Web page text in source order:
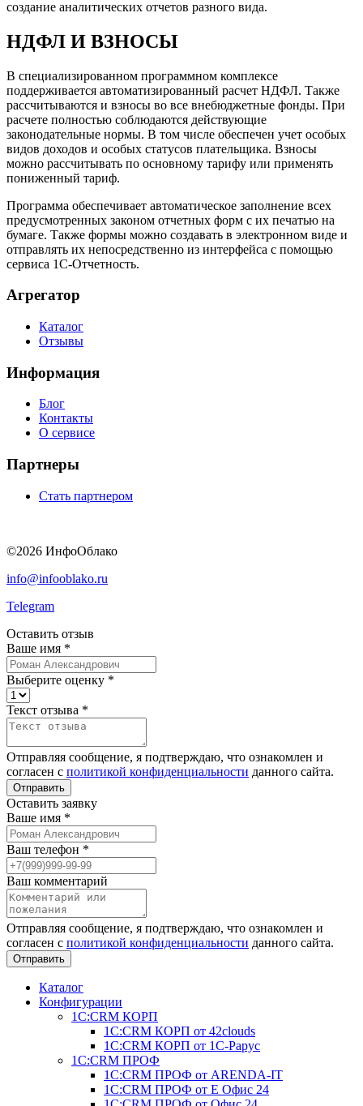
создание аналитических отчетов разного вида.
НДФЛ И ВЗНОСЫ
В специализированном программном комплексе
поддерживается автоматизированный расчет НДФЛ. Также
рассчитываются и взносы во все внебюджетные фонды. При
расчете полностью соблюдаются действующие
законодательные нормы. В том числе обеспечен учет особых
видов доходов и особых статусов плательщика. Взносы
можно рассчитывать по основному тарифу или применять
пониженный тариф.
Программа обеспечивает автоматическое заполнение всех
предусмотренных законом отчетных форм с их печатью на
бумаге. Также формы можно создавать в электронном виде и
отправлять их непосредственно из интерфейса с помощью
сервиса 1С-Отчетность.
Агрегатор
Каталог
Отзывы
Информация
Блог
Контакты
О сервисе
Партнеры
Стать партнером
©2026 ИнфоОблако
info@infooblako.ru
Telegram
Оставить отзыв
Ваше имя *
Выберите оценку *
Текст отзыва *
Отправляя сообщение, я подтверждаю, что ознакомлен и
согласен с политикой конфиденциальности данного сайта.
Отправить
Оставить заявку
Ваше имя *
Ваш телефон *
Ваш комментарий
Отправляя сообщение, я подтверждаю, что ознакомлен и
согласен с политикой конфиденциальности данного сайта.
Отправить
Каталог
Конфигурации
1С:CRM КОРП
1С:CRM КОРП от 42clouds
1С:CRM КОРП от 1С-Рарус
1С:CRM ПРОФ
1С:CRM ПРОФ от ARENDA-IT
1С:CRM ПРОФ от Е Офис 24